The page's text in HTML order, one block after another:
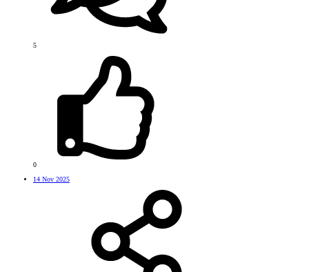
5
0
14 Nov 2025